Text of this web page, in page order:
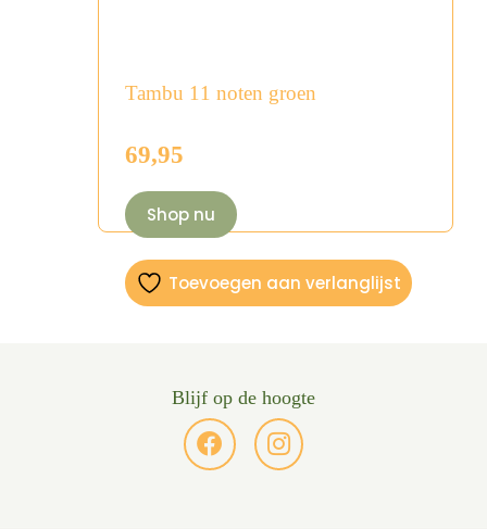
Tambu 11 noten groen
69,95
Shop nu
Toevoegen aan verlanglijst
Blijf op de hoogte